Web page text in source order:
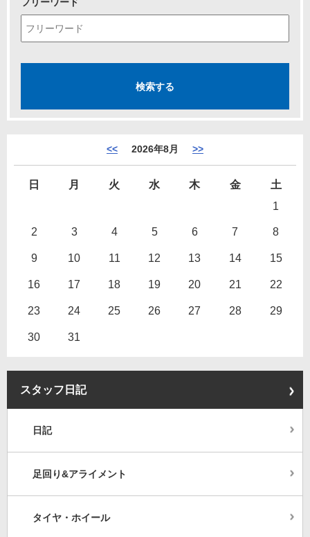
<< 2026年8月 >>
日 月 火 水 木 金
土
1
2 3 4 5 6 7 8
9 10 11 12 13 14 15
16 17 18 19 20 21 22
23 24 25 26 27 28 29
30 31
スタッフ日記
日記
足回り&アライメント
タイヤ・ホイール